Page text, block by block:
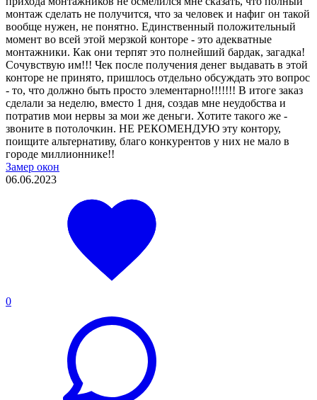
монтаж сделать не получится, что за человек и нафиг он такой
вообще нужен, не понятно. Единственный положительный
момент во всей этой мерзкой конторе - это адекватные
монтажники. Как они терпят это полнейший бардак, загадка!
Сочувствую им!!! Чек после получения денег выдавать в этой
конторе не принято, пришлось отдельно обсуждать это вопрос
- то, что должно быть просто элементарно!!!!!!! В итоге заказ
сделали за неделю, вместо 1 дня, создав мне неудобства и
потратив мои нервы за мои же деньги. Хотите такого же -
звоните в потолочкин. НЕ РЕКОМЕНДУЮ эту контору,
поищите альтернативу, благо конкурентов у них не мало в
городе миллионнике!!
Замер окон
06.06.2023
0